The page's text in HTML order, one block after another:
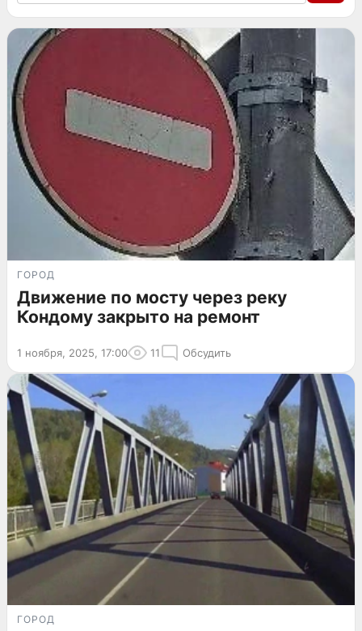
ГОРОД
Движение по мосту через реку
Кондому закрыто на ремонт
1 ноября, 2025, 17:00 11 Обсудить
ГОРОД